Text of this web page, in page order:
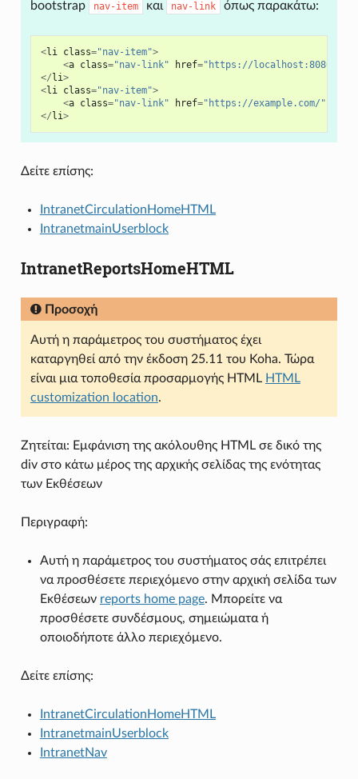
bootstrap nav-item και nav-link όπως παρακάτω:
<li class="nav-item">
<a class="nav-link" href="https://localhost:8080/"
</li>
<li class="nav-item">
<a class="nav-link" href="https://example.com/"
</li>
Δείτε επίσης:
IntranetCirculationHomeHTML
IntranetmainUserblock
IntranetReportsHomeHTML
Προσοχή
Αυτή η παράμετρος του συστήματος έχει
καταργηθεί από την έκδοση 25.11 του Koha. Τώρα
είναι μια τοποθεσία προσαρμογής HTML HTML
customization location.
Ζητείται: Εμφάνιση της ακόλουθης HTML σε δικό της
div στο κάτω μέρος της αρχικής σελίδας της ενότητας
των Εκθέσεων
Περιγραφή:
Αυτή η παράμετρος του συστήματος σάς επιτρέπει
να προσθέσετε περιεχόμενο στην αρχική σελίδα των
Εκθέσεων reports home page. Μπορείτε να
προσθέσετε συνδέσμους, σημειώματα ή
οποιοδήποτε άλλο περιεχόμενο.
Δείτε επίσης:
IntranetCirculationHomeHTML
IntranetmainUserblock
IntranetNav